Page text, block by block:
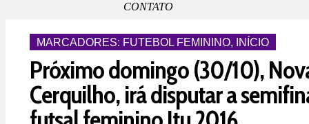
CONTATO
MARCADORES: FUTEBOL FEMININO, INÍCIO
Próximo domingo (30/10),
Cerquilho, irá disputar a